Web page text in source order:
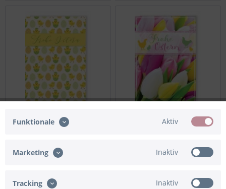
Ostern" mit Küken
3,00 € *
Ostergrußkarte "Frohe
Ostern" mit Tulpen
Funktionale Aktiv
Marketing Inaktiv
Tracking Inaktiv